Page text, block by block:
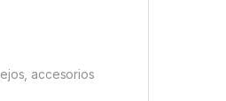
accesorios